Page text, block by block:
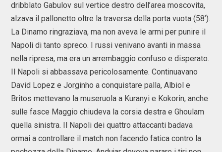
dribblato Gabulov sul vertice destro dell’area moscovita,
alzava il pallonetto oltre la traversa della porta vuota (58’).
La Dinamo ringraziava, ma non aveva le armi per punire il
Napoli di tanto spreco. I russi venivano avanti in massa
nella ripresa, ma era un arrembaggio confuso e disperato.
Il Napoli si abbassava pericolosamente. Continuavano
David Lopez e Jorginho a conquistare palla, Albiol e
Britos mettevano la museruola a Kuranyi e Kokorin, anche
sulle fasce Maggio chiudeva la corsia destra e Ghoulam
quella sinistra. Il Napoli dei quattro attaccanti badava
ormai a controllare il match non facendo fatica contro la